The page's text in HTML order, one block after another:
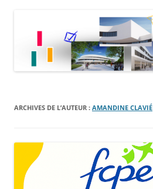
ARCHIVES DE L’AUTEUR : AMANDINE CLAVIÉ